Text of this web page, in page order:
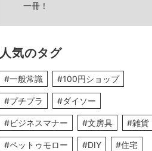
一冊！
人気のタグ
#一般常識 #100円ショップ
#プチプラ #ダイソー
#ビジネスマナー #文房具 #雑貨
#ペットゥモロー #DIY #住宅